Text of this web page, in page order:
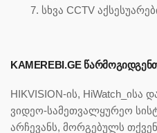
სხვა CCTV
KAMEREBI.GE
HIKVISION-ის, HiWatch_ისა
ვიდეო-სამეთვალყურეო
არჩევანს, მორგებულს